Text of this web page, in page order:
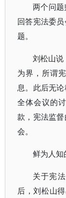
两个问
回答宪法委
题。
刘松山
为界，所谓
息。此后无
全体会议的
款，宪法监
会。
鲜为人知
关于宪
后，刘松山